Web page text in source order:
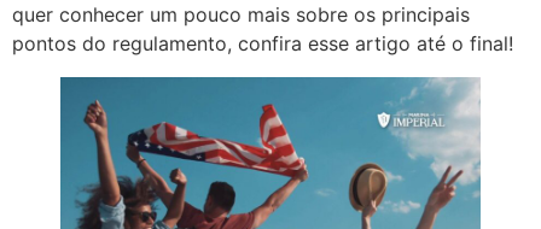
quer conhecer um pouco mais sobre os principais
pontos do regulamento, confira esse artigo até o final!